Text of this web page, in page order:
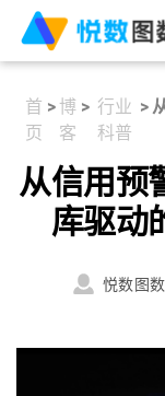
首
页
> 博
客
> 行业
科普
>
从信用预
库驱动
悦数图